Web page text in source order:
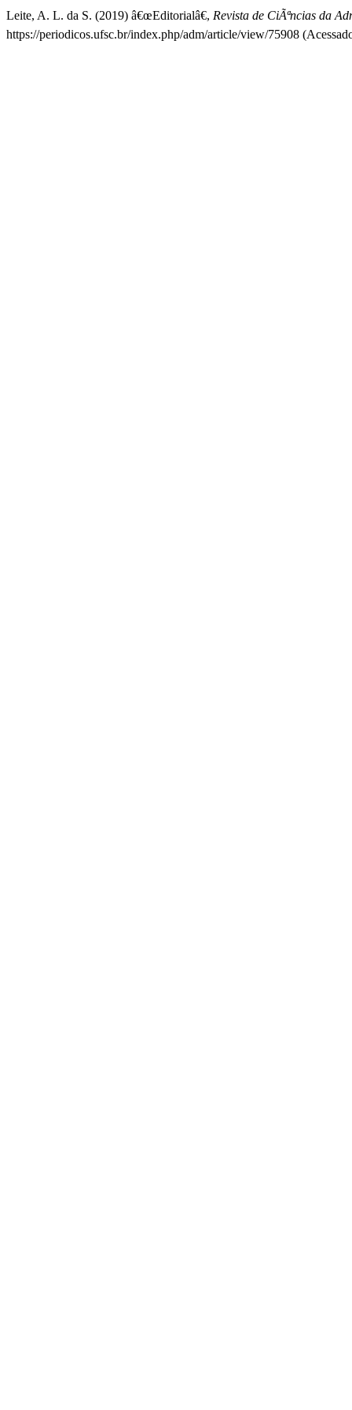
Leite, A. L. da S. (2019) â€œEditorialâ€, Revista de CiÃªncias da
https://periodicos.ufsc.br/index.php/adm/article/view/75908